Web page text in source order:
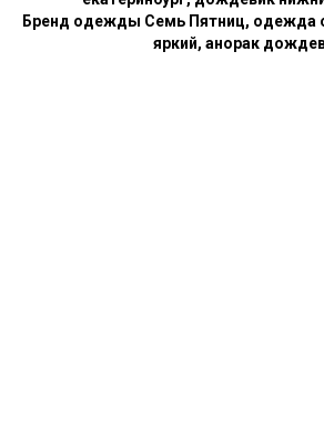
Бренд одежды Семь Пятниц, одежда
яркий, анорак